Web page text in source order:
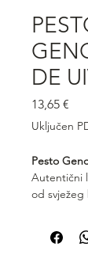
DE
13,65 €
Uključen
Pesto
Autentični
od svježeg
de Uive